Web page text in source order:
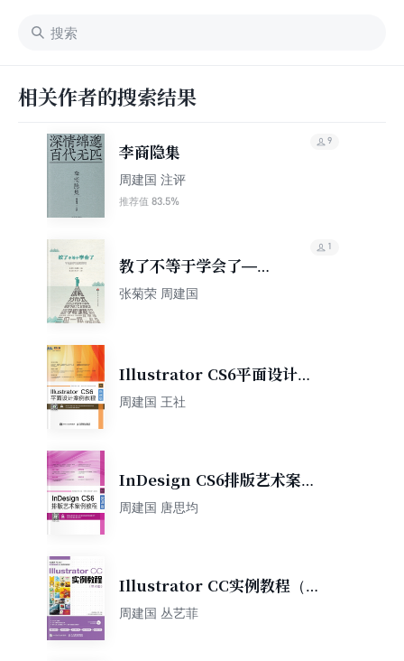
相关作者的搜索结果
李商隐集
周建国 注评
推荐值 83.5%
9
教了不等于学会了——
学校如何发展课程
张菊荣 周建国
1
Illustrator CS6平面设计案
例教程（微课版）
周建国 王社
InDesign CS6排版艺术案例
教程（微课版）
周建国 唐思均
Illustrator CC实例教程（第
4版）
周建国 丛艺菲